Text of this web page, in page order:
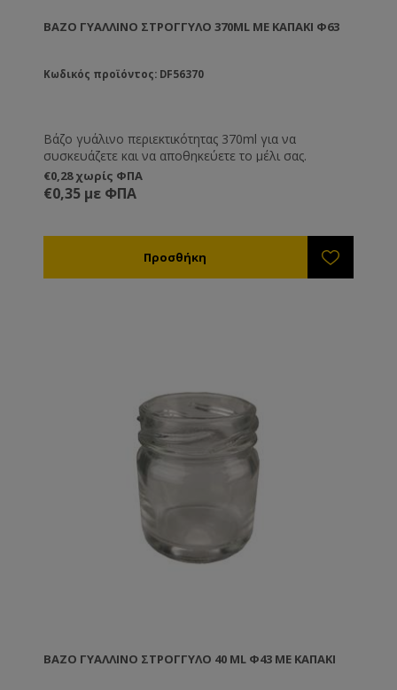
ΒΆΖΟ ΓΥΆΛΛΙΝΟ ΣΤΡΟΓΓΥΛΌ 370ML ΜΕ ΚΑΠΆΚΙ Φ63
Κωδικός προϊόντος: DF56370
Βάζο γυάλινο περιεκτικότητας 370ml για να
συσκευάζετε και να αποθηκεύετε το μέλι σας.
€0,28 χωρίς ΦΠΑ
€0,35 με ΦΠΑ
ΒΆΖΟ ΓΥΆΛΛΙΝΟ ΣΤΡΟΓΓΥΛΌ 40 ML Φ43 ΜΕ ΚΑΠΑΚΙ